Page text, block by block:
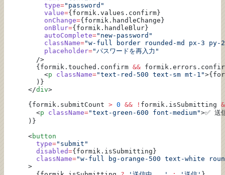
          type
="password"
          value
={formik.values.confirm}
          onChange
={formik.handleChange}
          onBlur
={formik.handleBlur}
          autoComplete
="new-password"
          className
="w-full border rounded-md px-3
          placeholder
="パスワードを再入力"
        />
        {formik.touched.confirm
&&
          <
p className="text-red-500 text-sm mt-1"
        )}
      </
div>
      {formik.submitCount
> 0 && ! formik.isSubmitting
        <
p className="text-green-600 font-medium">✅ 送
      )}
      <
button
        type
="submit"
        disabled
={formik.isSubmitting}
        className
="w-full bg-orange-500 text-white
      >